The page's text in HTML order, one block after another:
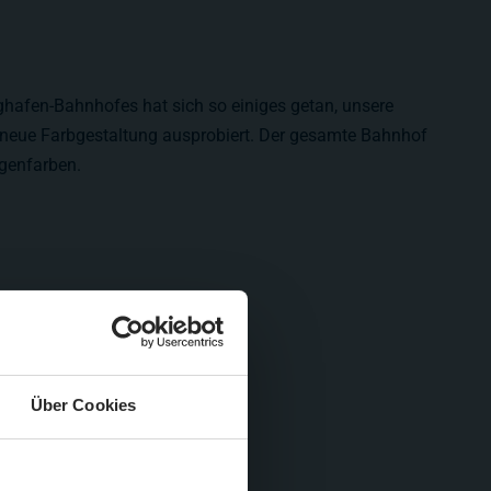
Über Cookies
Bahnhofes hat sich so einiges getan, unsere
Farbgestaltung ausprobiert. Der gesamte Bahnhof
Schließen
im August